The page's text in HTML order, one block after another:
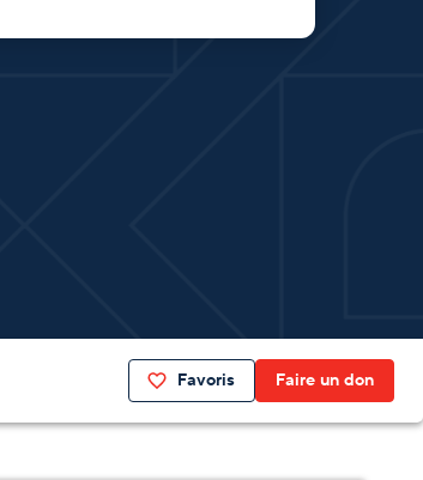
Favoris Faire un don